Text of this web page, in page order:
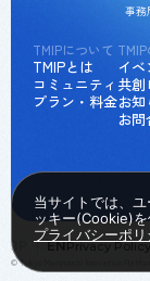
事務
TMIPについて
TMIPとは
コミュニティ
プラン・料金
イベ
共創
お知
お
JP ENPrivacy Policy
© Tokyo Marunouchi Innovation
当サイトでは、
ッキー(Cookie)を
プライバシーポリ